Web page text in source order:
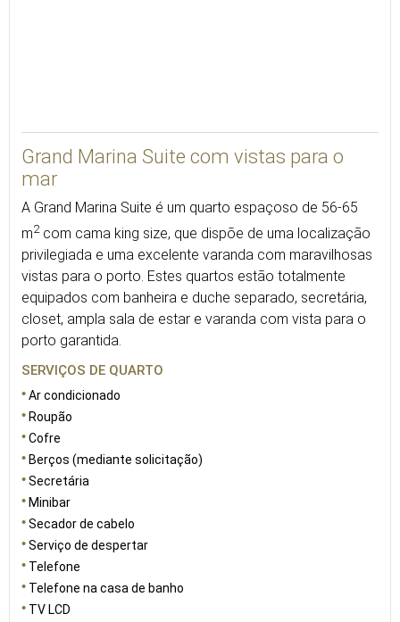
Grand Marina Suite com vistas para o
mar
A Grand Marina Suite é um quarto espaçoso de 56-65
m2com cama king size, que dispõe de uma localização
privilegiada e uma excelente varanda com maravilhosas
vistas para o porto. Estes quartos estão totalmente
equipados com banheira e duche separado, secretária,
closet, ampla sala de estar e varanda com vista para o
porto garantida.
SERVIÇOS DE QUARTO
Ar condicionado
Roupão
Cofre
Berços (mediante solicitação)
Secretária
Minibar
Secador de cabelo
Serviço de despertar
Telefone
Telefone na casa de banho
TV LCD